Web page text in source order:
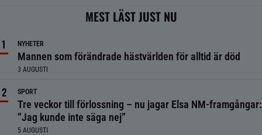
MEST LÄST JUST NU
NYHETER
Mannen som förändrade hästvärlden för alltid är död
3 AUGUSTI
SPORT
Tre veckor till förlossning – nu jagar Elsa NM-framgångar:
”Jag kunde inte säga nej”
5 AUGUSTI